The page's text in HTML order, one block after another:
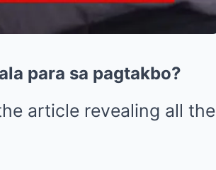
para sa pagtakbo?
article revealing all the